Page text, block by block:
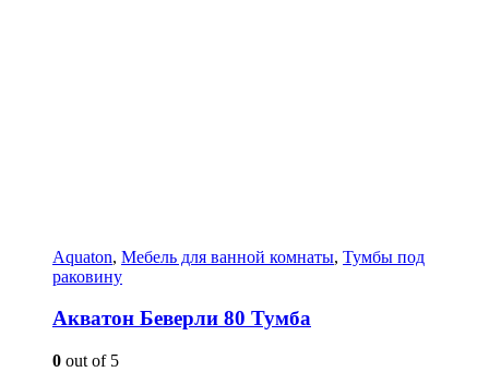
Aquaton, Мебель для ванной комнаты, Тумбы под
раковину
Акватон Беверли 80 Тумба
0 out of 5